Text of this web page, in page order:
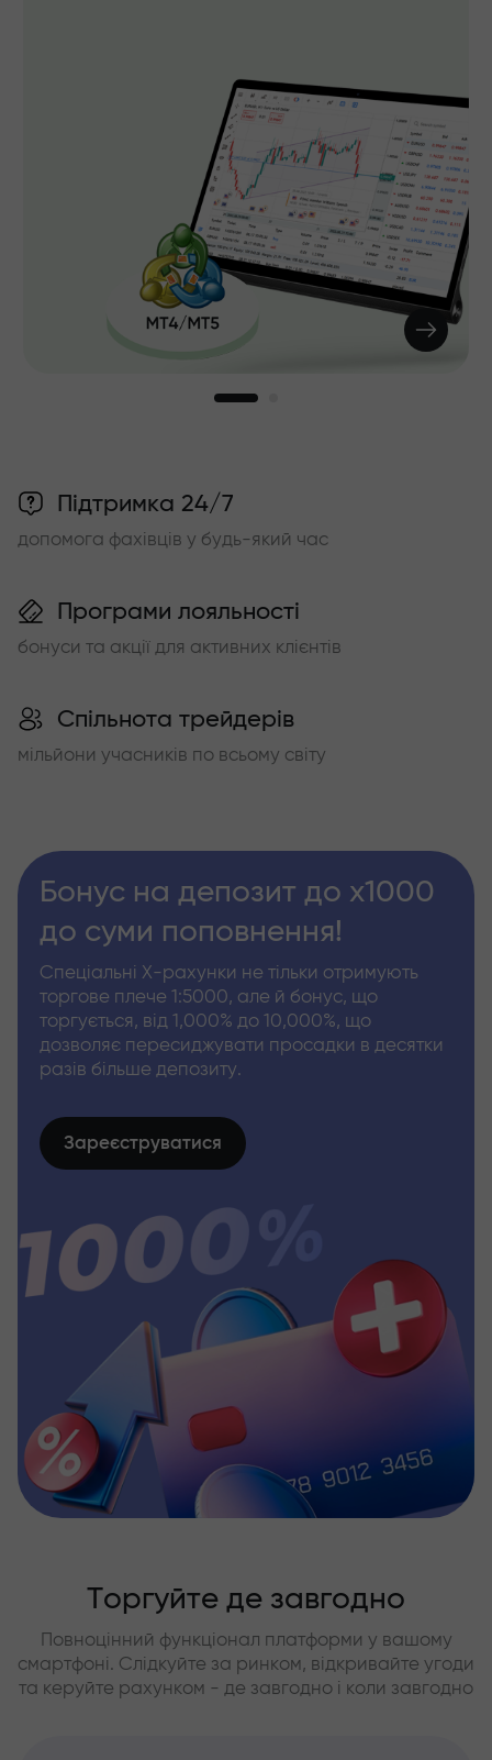
Підтримка 24/7
допомога фахівців у будь-який час
Програми лояльності
бонуси та акції для активних клієнтів
Спільнота трейдерів
мільйони учасників по всьому світу
Бонус на депозит до х1000
до суми поповнення!
Спеціальні Х-рахунки не тільки отримують
торгове плече 1:5000, але й бонус, що
торгується, від 1,000% до 10,000%, що
дозволяє пересиджувати просадки в десятки
разів більше депозиту.
Зареєструватися
Торгуйте де завгодно
Повноцінний функціонал платформи у вашому
смартфоні. Слідкуйте за ринком, відкривайте угоди
та керуйте рахунком - де завгодно і коли завгодно